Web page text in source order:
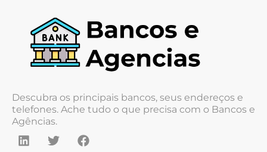
Descubra os principais bancos, seus endereços e
telefones. Ache tudo o que precisa com o Bancos e
Agências.